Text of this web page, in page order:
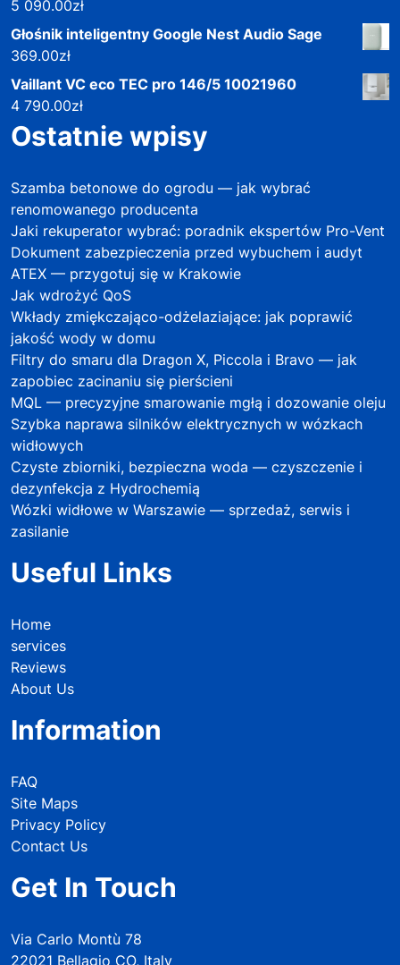
5 090.00zł
Głośnik inteligentny Google Nest Audio Sage
369.00zł
Vaillant VC eco TEC pro 146/5 10021960
4 790.00zł
Ostatnie wpisy
Szamba betonowe do ogrodu — jak wybrać
renomowanego producenta
Jaki rekuperator wybrać: poradnik ekspertów Pro-Vent
Dokument zabezpieczenia przed wybuchem i audyt
ATEX — przygotuj się w Krakowie
Jak wdrożyć QoS
Wkłady zmiękczająco-odżelaziające: jak poprawić
jakość wody w domu
Filtry do smaru dla Dragon X, Piccola i Bravo — jak
zapobiec zacinaniu się pierścieni
MQL — precyzyjne smarowanie mgłą i dozowanie oleju
Szybka naprawa silników elektrycznych w wózkach
widłowych
Czyste zbiorniki, bezpieczna woda — czyszczenie i
dezynfekcja z Hydrochemią
Wózki widłowe w Warszawie — sprzedaż, serwis i
zasilanie
Useful Links
Home
services
Reviews
About Us
Information
FAQ
Site Maps
Privacy Policy
Contact Us
Get In Touch
Via Carlo Montù 78
22021 Bellagio CO, Italy